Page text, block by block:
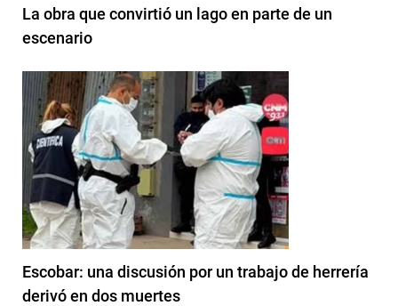
La obra que convirtió un lago en parte de un
escenario
Escobar: una discusión por un trabajo de herrería
derivó en dos muertes